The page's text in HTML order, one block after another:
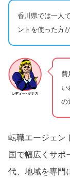
香川県では一人
ントを使った方
費
い
の
転職エージェン
国で幅広くサポ
代、地域を専門